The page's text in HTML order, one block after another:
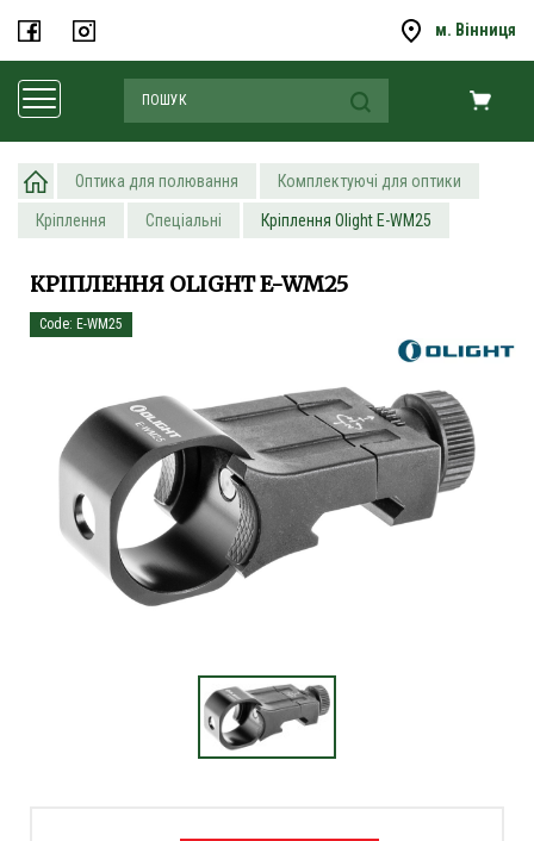
м. Вінниця
Оптика для полювання Комплектуючі для оптики
Кріплення Спеціальні Кріплення Olight E-WM25
КРІПЛЕННЯ OLIGHT E-WM25
Code: E-WM25